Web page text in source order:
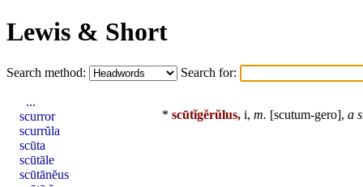
Lewis & Short
Search method: Search for:
* scūtĭgĕrŭlus, i, m. [scutum-gero], a
...
scurror
scurrŭla
scūta
scūtāle
scūtānĕus